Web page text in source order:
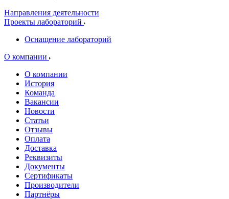
Направления деятельности
Проекты лабораторий
Оснащение лабораторий
О компании
О компании
История
Команда
Вакансии
Новости
Статьи
Отзывы
Оплата
Доставка
Реквизиты
Документы
Сертификаты
Производители
Партнёры